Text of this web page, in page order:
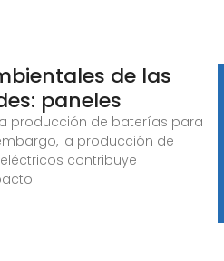
de las
paneles
producción de baterías para
la producción de
contribuye